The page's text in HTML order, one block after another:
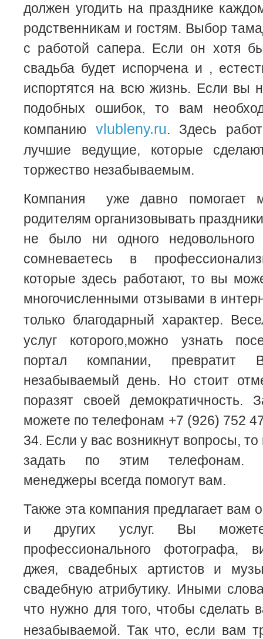
должен угодить на празднике
родственникам и гостям. Выбор
с работой сапера. Если он хотя
свадьба будет испорчена и ,
испортятся на всю жизнь. Если вы
подобных ошибок, то вам
компанию vlubleny.ru. Здесь
лучшие ведущие, которые
торжество незабываемым.
Компания уже давно помогает
родителям организовывать
не было ни одного
сомневаетесь в
которые здесь работают, то вы
многочисленными отзывами в
только благодарный характер.
услуг которого,можно узнать
портал компании,
незабываемый день. Но стоит
поразят своей демократичность.
можете по телефонам +7 (926) 752
34. Если у вас возникнут вопросы,
задать по этим телефонам.
менеджеры всегда помогут вам.
Также эта компания предлагает вам
и других услуг. Вы
профессионального фотографа,
джея, свадебных артистов и
свадебную атрибутику. Иными
что нужно для того, чтобы сделать
незабываемой. Так что, если вам